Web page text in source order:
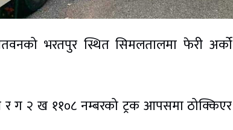
भरतपुर स्थित सिमलतालमा फेरी अर्को
ग २ ख ११०८ नम्बरको ट्रक आपसमा ठोक्किएर